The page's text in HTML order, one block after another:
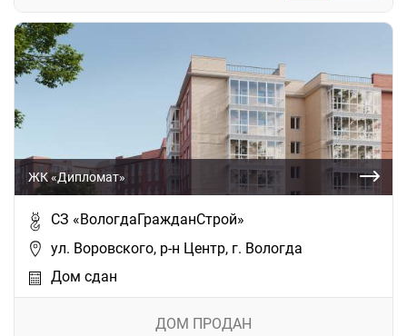
ЖК «Дипломат»
СЗ «ВологдаГражданСтрой»
ул. Воровского, р-н Центр, г. Вологда
Дом сдан
ДОМ ПРОДАН